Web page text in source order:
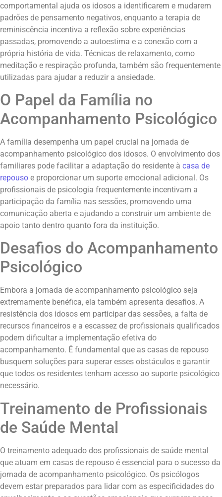
comportamental ajuda os idosos a identificarem e mudarem
padrões de pensamento negativos, enquanto a terapia de
reminiscência incentiva a reflexão sobre experiências
passadas, promovendo a autoestima e a conexão com a
própria história de vida. Técnicas de relaxamento, como
meditação e respiração profunda, também são frequentemente
utilizadas para ajudar a reduzir a ansiedade.
O Papel da Família no
Acompanhamento Psicológico
A família desempenha um papel crucial na jornada de
acompanhamento psicológico dos idosos. O envolvimento dos
familiares pode facilitar a adaptação do residente à casa de
repouso e proporcionar um suporte emocional adicional. Os
profissionais de psicologia frequentemente incentivam a
participação da família nas sessões, promovendo uma
comunicação aberta e ajudando a construir um ambiente de
apoio tanto dentro quanto fora da instituição.
Desafios do Acompanhamento
Psicológico
Embora a jornada de acompanhamento psicológico seja
extremamente benéfica, ela também apresenta desafios. A
resistência dos idosos em participar das sessões, a falta de
recursos financeiros e a escassez de profissionais qualificados
podem dificultar a implementação efetiva do
acompanhamento. É fundamental que as casas de repouso
busquem soluções para superar esses obstáculos e garantir
que todos os residentes tenham acesso ao suporte psicológico
necessário.
Treinamento de Profissionais
de Saúde Mental
O treinamento adequado dos profissionais de saúde mental
que atuam em casas de repouso é essencial para o sucesso da
jornada de acompanhamento psicológico. Os psicólogos
devem estar preparados para lidar com as especificidades do